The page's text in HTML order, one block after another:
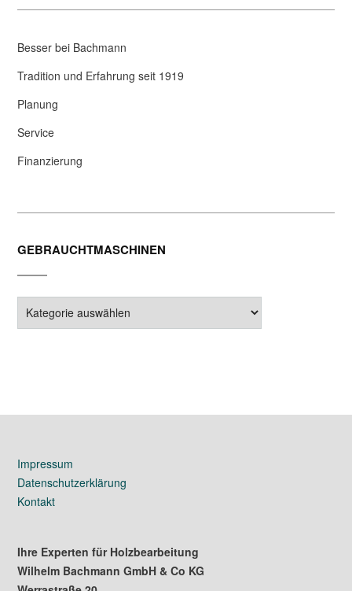
Besser bei Bachmann
Tradition und Erfahrung seit 1919
Planung
Service
Finanzierung
GEBRAUCHTMASCHINEN
Impressum
Datenschutzerklärung
Kontakt
Ihre Experten für Holzbearbeitung
Wilhelm Bachmann GmbH & Co KG